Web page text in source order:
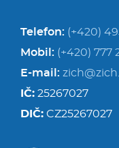
Telefon: (+420)
Mobil: (+420) 777
E-mail:
IČ: 25267027
DIČ: CZ25267027